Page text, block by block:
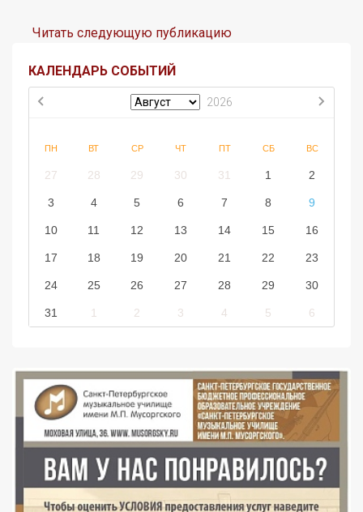
Читать следующую публикацию
КАЛЕНДАРЬ СОБЫТИЙ
2026
ПН ВТ СР ЧТ ПТ СБ ВС
27 28 29 30 31 1 2
3 4 5 6 7 8 9
10 11 12 13 14 15 16
17 18 19 20 21 22 23
24 25 26 27 28 29 30
31 1 2 3 4 5 6